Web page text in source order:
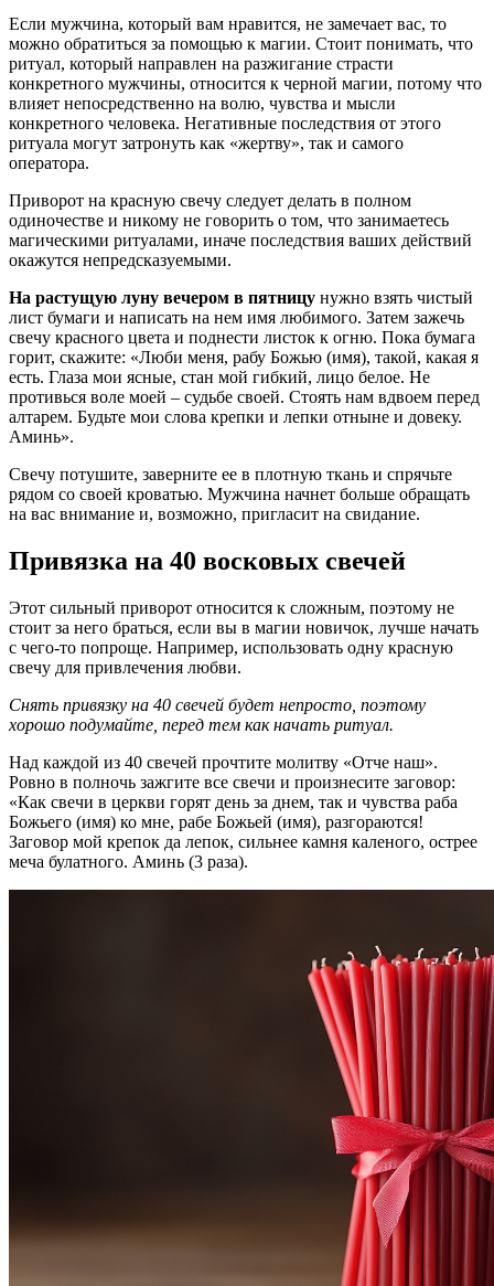
Если мужчина, который вам нравится, не замечает вас, то
можно обратиться за помощью к магии. Стоит понимать, что
ритуал, который направлен на разжигание страсти
конкретного мужчины, относится к черной магии, потому что
влияет непосредственно на волю, чувства и мысли
конкретного человека. Негативные последствия от этого
ритуала могут затронуть как «жертву», так и самого
оператора.
Приворот на красную свечу следует делать в полном
одиночестве и никому не говорить о том, что занимаетесь
магическими ритуалами, иначе последствия ваших действий
окажутся непредсказуемыми.
На растущую луну вечером в пятницу нужно взять чистый
лист бумаги и написать на нем имя любимого. Затем зажечь
свечу красного цвета и поднести листок к огню. Пока бумага
горит, скажите: «Люби меня, рабу Божью (имя), такой, какая я
есть. Глаза мои ясные, стан мой гибкий, лицо белое. Не
противься воле моей – судьбе своей. Стоять нам вдвоем перед
алтарем. Будьте мои слова крепки и лепки отныне и довеку.
Аминь».
Свечу потушите, заверните ее в плотную ткань и спрячьте
рядом со своей кроватью. Мужчина начнет больше обращать
на вас внимание и, возможно, пригласит на свидание.
Привязка на 40 восковых свечей
Этот сильный приворот относится к сложным, поэтому не
стоит за него браться, если вы в магии новичок, лучше начать
с чего-то попроще. Например, использовать одну красную
свечу для привлечения любви.
Снять привязку на 40 свечей будет непросто, поэтому
хорошо подумайте, перед тем как начать ритуал.
Над каждой из 40 свечей прочтите молитву «Отче наш».
Ровно в полночь зажгите все свечи и произнесите заговор:
«Как свечи в церкви горят день за днем, так и чувства раба
Божьего (имя) ко мне, рабе Божьей (имя), разгораются!
Заговор мой крепок да лепок, сильнее камня каленого, острее
меча булатного. Аминь (3 раза).